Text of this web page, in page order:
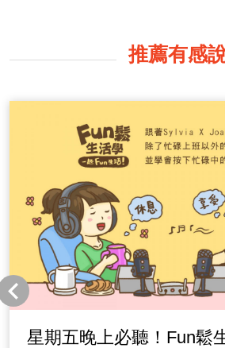
推薦有感
星期五晚上必聽！Fun鬆